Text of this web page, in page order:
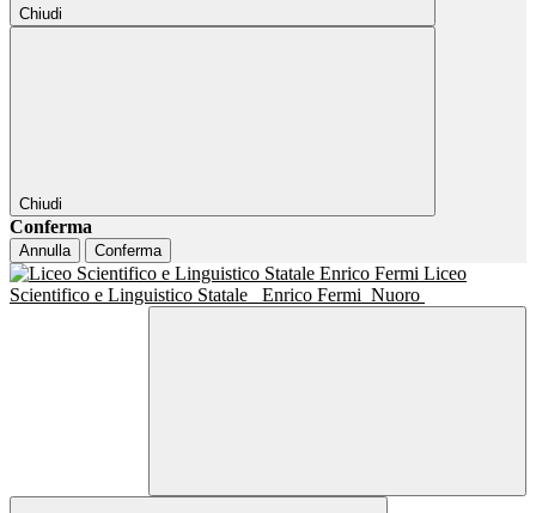
Chiudi
Chiudi
Conferma
Annulla Conferma
Liceo
Scientifico e Linguistico Statale
Enrico Fermi Nuoro